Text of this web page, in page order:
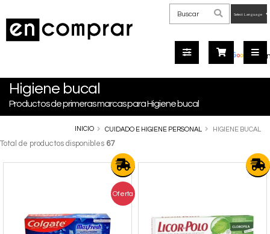
by
Higiene bucal
Productos de primeras marcas para Higiene bucal
INICIO CUIDADO E HIGIENE PERSONAL HIGIENE BUCAL
Total de productos disponibles 67
Oferta